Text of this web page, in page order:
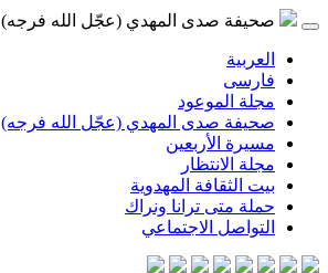
صحيفة صدى المهدي (عجّل الله فرجه)
العربية
فارسی
مجلة الموعود
صحيفة صدى المهدي (عجّل الله فرجه)
مسيرة الأربعين
مجلة الانتظار
بيت الثقافة المهدوية
حملة متى ترانا ونراك
التواصل الاجتماعي